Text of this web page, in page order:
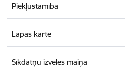
Piekļūstamība
Lapas karte
Sīkdatņu izvēles maiņa